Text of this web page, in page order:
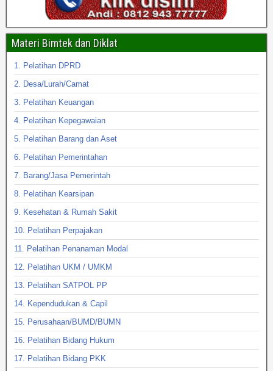
Materi Bimtek dan Diklat
1. Pelatihan DPRD
2. Desa/Lurah/Camat
3. Pelatihan Keuangan
4. Pelatihan Kepegawaian
5. Pelatihan Barang dan Aset
6. Pelatihan Pemerintahan
7. Barang/Jasa Pemerintah
8. Pelatihan Kearsipan
9. Kesehatan & Rumah Sakit
10. Pelatihan Perpajakan
11. Pelatihan Penanaman Modal
12. Pelatihan UKM / UMKM
13. Pelatihan SATPOL PP
14. Kependudukan & Capil
15. Perusahaan/BUMD/BUMN
16. Pelatihan Bidang Hukum
17. Pelatihan Bidang PKK